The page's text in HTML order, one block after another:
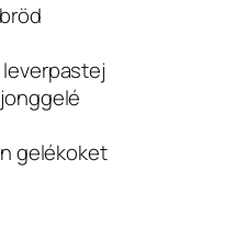
leverpastej
gelékoket